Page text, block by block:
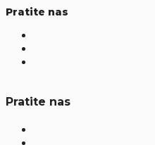
Pratite nas
Pratite nas